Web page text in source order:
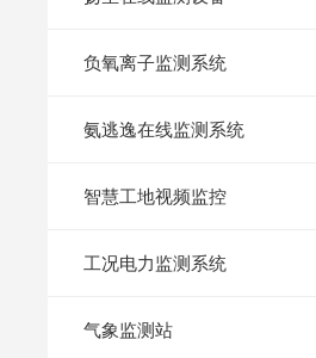
负氧离子监测系统
氨逃逸在线监测系统
智慧工地视频监控
工况电力监测系统
气象监测站